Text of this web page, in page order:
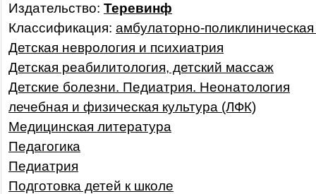
Издательство: Теревинф
Классификация: амбулаторно-
Детская неврология и психиатрия
Детская реабилитология, детский массаж
Детские болезни. Педиатрия. Неонатология
лечебная и физическая культура (ЛФК)
Медицинская литература
Педагогика
Педиатрия
Подготовка детей к школе